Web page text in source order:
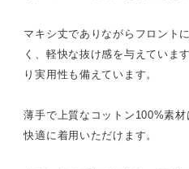
マキシ丈でありながらフロント
く、軽快な抜け感を与えていま
り実用性も備えています。
薄手で上質なコットン100%素
快適に着用いただけます。